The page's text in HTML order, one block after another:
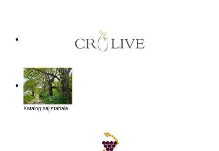
Katalog naj stabala